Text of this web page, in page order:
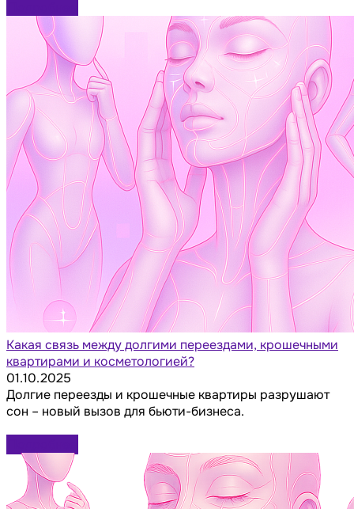
Какая связь между долгими переездами, крошечными
квартирами и косметологией?
01.10.2025
Долгие переезды и крошечные квартиры разрушают
сон – новый вызов для бьюти-бизнеса.